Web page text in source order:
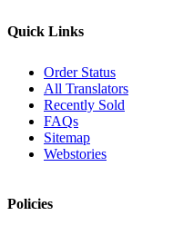
Quick Links
Order Status
All Translators
Recently Sold
FAQs
Sitemap
Webstories
Policies